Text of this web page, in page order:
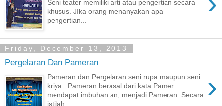
Seni teater memiliki arti atau pengertian secara
khusus. JIka orang menanyakan apa
pengertian...
Friday, December 13, 2013
Pergelaran Dan Pameran
›
Pameran dan Pergelaran seni rupa maupun seni
kriya . Pameran berasal dari kata Pamer
mendapat imbuhan an, menjadi Pameran. Secara
istilah...